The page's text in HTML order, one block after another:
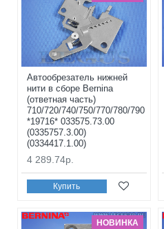
Автообрезатель нижней
нити в сборе Bernina
(ответная часть)
710/720/740/750/770/780/790
*19716* 033575.73.00
(0335757.3.00)
(0334417.1.00)
4 289.74р.
Купить
НОВИНКА